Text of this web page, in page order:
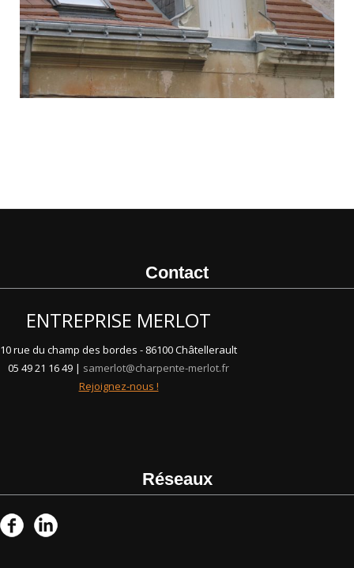
Contact
ENTREPRISE MERLOT
10 rue du champ des bordes - 86100 Châtellerault
05 49 21 16 49 | samerlot@charpente-merlot.fr
Rejoignez-nous !
Réseaux